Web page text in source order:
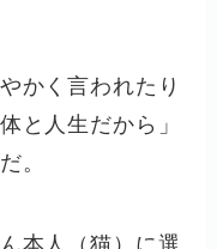
かく言われたり
と人生だから」
。
本人（猫）に選